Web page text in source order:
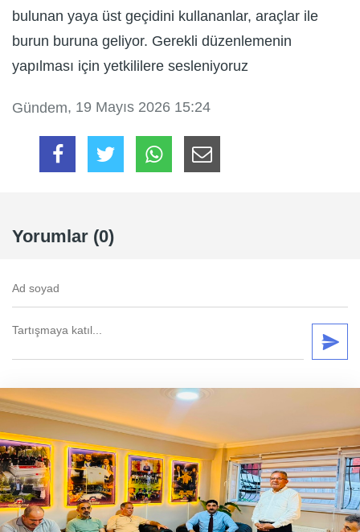
bulunan yaya üst geçidini kullananlar, araçlar ile
burun buruna geliyor. Gerekli düzenlemenin
yapılması için yetkililere sesleniyoruz
Gündem, 19 Mayıs 2026 15:24
Yorumlar (0)